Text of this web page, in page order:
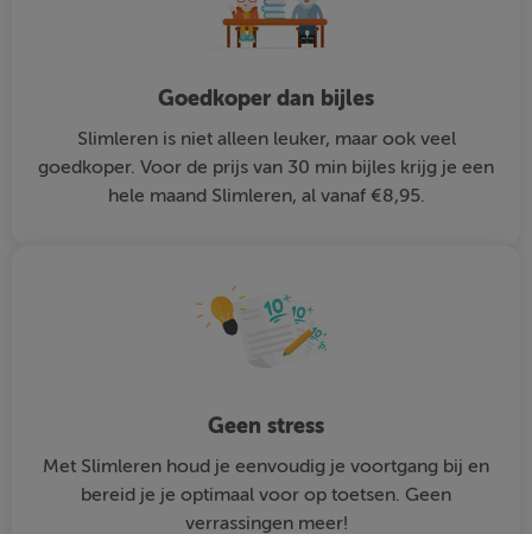
Goedkoper dan bijles
Slimleren is niet alleen leuker, maar ook veel
goedkoper. Voor de prijs van 30 min bijles krijg je een
hele maand Slimleren, al vanaf €8,95.
Geen stress
Met Slimleren houd je eenvoudig je voortgang bij en
bereid je je optimaal voor op toetsen. Geen
verrassingen meer!